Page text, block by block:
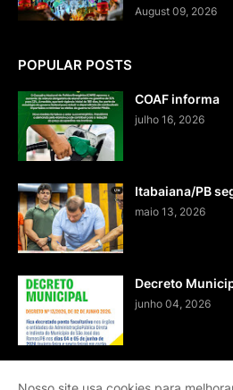
August 09, 2026
POPULAR POSTS
COAF informa
julho 16, 2026
Itabaiana/PB
maio 13, 2026
Decreto
junho 04, 2026